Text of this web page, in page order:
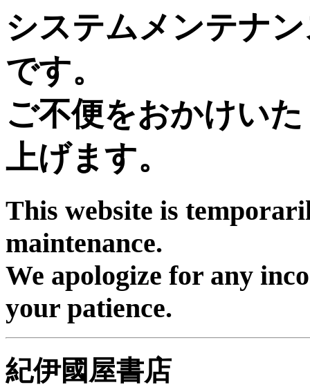
システムメンテナ
です。
ご不便をおかけい
上げます。
This website is
maintenance.
We apologize for any
your patience.
紀伊國屋書店